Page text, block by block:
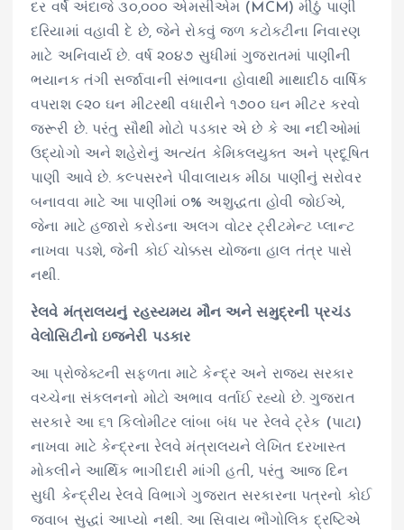
દર વર્ષે અંદાજે ૩૦,૦૦૦ એમસીએમ (MCM) મીઠું પાણી
દરિયામાં વહાવી દે છે, જેને રોકવું જળ કટોકટીના નિવારણ
માટે અનિવાર્ય છે. વર્ષ ૨૦૪૭ સુધીમાં ગુજરાતમાં પાણીની
ભયાનક તંગી સર્જાવાની સંભાવના હોવાથી માથાદીઠ વાર્ષિક
વપરાશ ૯૨૦ ઘન મીટરથી વધારીને ૧૭૦૦ ઘન મીટર કરવો
જરૂરી છે. પરંતુ સૌથી મોટો પડકાર એ છે કે આ નદીઓમાં
ઉદ્યોગો અને શહેરોનું અત્યંત કેમિકલયુક્ત અને પ્રદૂષિત
પાણી આવે છે. કલ્પસરને પીવાલાયક મીઠા પાણીનું સરોવર
બનાવવા માટે આ પાણીમાં ૦% અશુદ્ધતા હોવી જોઈએ,
જેના માટે હજારો કરોડના અલગ વોટર ટ્રીટમેન્ટ પ્લાન્ટ
નાખવા પડશે, જેની કોઈ ચોક્કસ યોજના હાલ તંત્ર પાસે
નથી.
રેલવે મંત્રાલયનું રહસ્યમય મૌન અને સમુદ્રની પ્રચંડ
વેલોસિટીનો ઇજનેરી પડકાર
આ પ્રોજેક્ટની સફળતા માટે કેન્દ્ર અને રાજ્ય સરકાર
વચ્ચેના સંકલનનો મોટો અભાવ વર્તાઈ રહ્યો છે. ગુજરાત
સરકારે આ ૬૧ કિલોમીટર લાંબા બંધ પર રેલવે ટ્રેક (પાટા)
નાખવા માટે કેન્દ્રના રેલવે મંત્રાલયને લેખિત દરખાસ્ત
મોકલીને આર્થિક ભાગીદારી માંગી હતી, પરંતુ આજ દિન
સુધી કેન્દ્રીય રેલવે વિભાગે ગુજરાત સરકારના પત્રનો કોઈ
જવાબ સુદ્ધાં આપ્યો નથી. આ સિવાય ભૌગોલિક દ્રષ્ટિએ